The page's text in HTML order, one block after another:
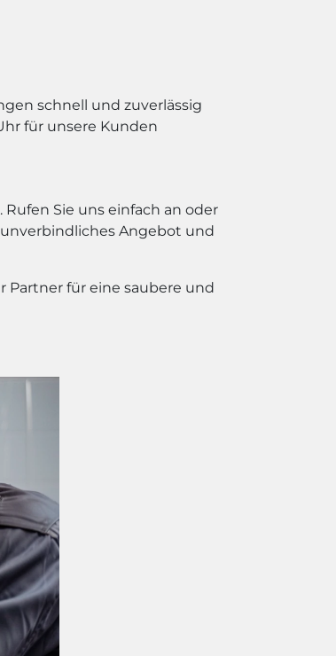
schnell und zuverlässig
für unsere Kunden
Sie uns einfach an oder
Angebot und
Partner für eine saubere und